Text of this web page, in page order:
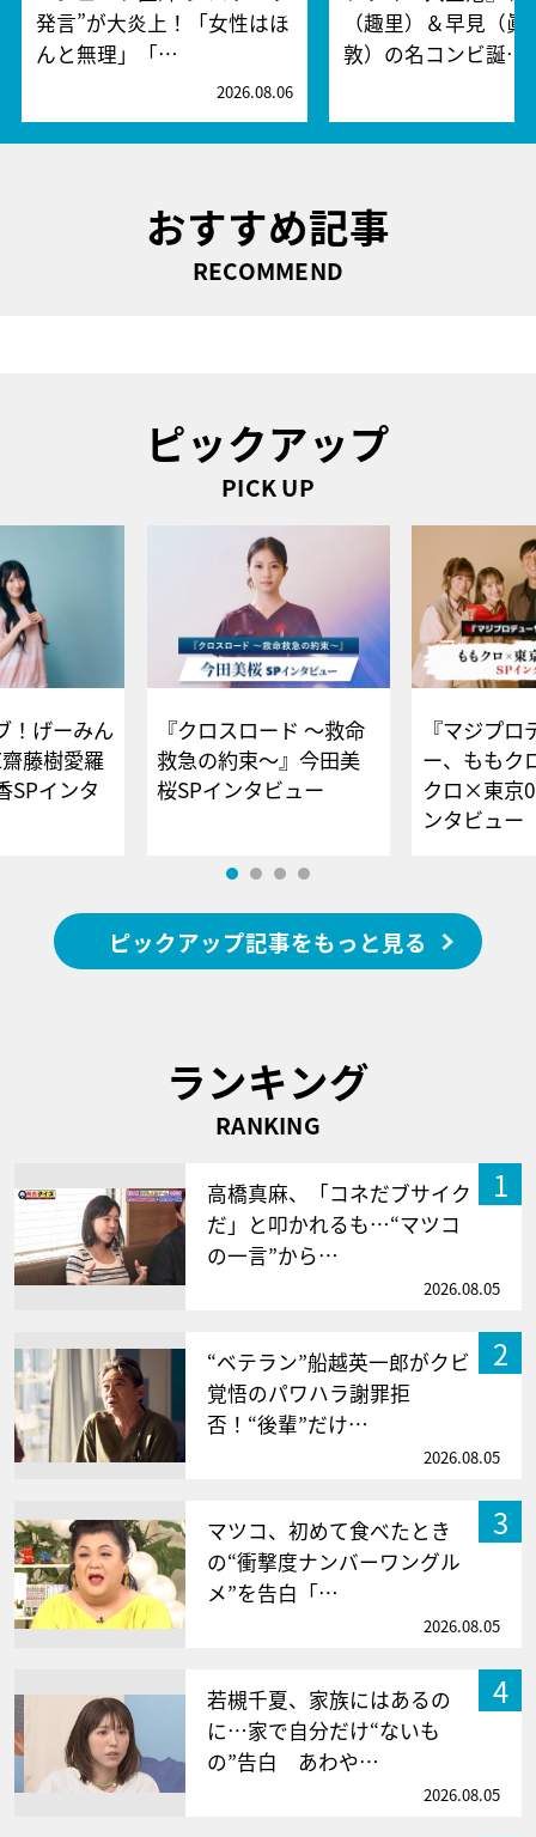
発言”が大炎上！「女性はほ
んと無理」「…
2026.08.06
（趣里）＆早見（眞
敦）の名コンビ誕…
おすすめ記事
RECOMMEND
ピックアップ
PICK UP
！げーみん
藤樹愛羅
SPインタ
『クロスロード ～救命
救急の約束～』今田美
桜SPインタビュー
『マジプロ
ー、ももク
クロ×東京
ンタビュー
ピックアップ記事をもっと見る
ランキング
RANKING
1
高橋真麻、「コネだブサイク
だ」と叩かれるも…“マツコ
の一言”から…
2026.08.05
2
“ベテラン”船越英一郎がクビ
覚悟のパワハラ謝罪拒
否！“後輩”だけ…
2026.08.05
3
マツコ、初めて食べたとき
の“衝撃度ナンバーワングル
メ”を告白「…
2026.08.05
4
若槻千夏、家族にはあるの
に…家で自分だけ“ないも
の”告白 あわや…
2026.08.05